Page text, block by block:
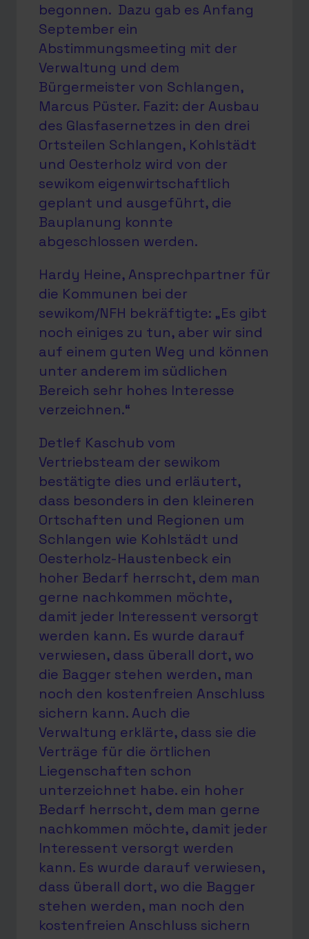
begonnen. Dazu gab es Anfang
September ein
Abstimmungsmeeting mit der
Verwaltung und dem
Bürgermeister von Schlangen,
Marcus Püster. Fazit: der Ausbau
des Glasfasernetzes in den drei
Ortsteilen Schlangen, Kohlstädt
und Oesterholz wird von der
sewikom eigenwirtschaftlich
geplant und ausgeführt, die
Bauplanung konnte
abgeschlossen werden.
Hardy Heine, Ansprechpartner für
die Kommunen bei der
sewikom/NFH bekräftigte: „Es gibt
noch einiges zu tun, aber wir sind
auf einem guten Weg und können
unter anderem im südlichen
Bereich sehr hohes Interesse
verzeichnen.“
Detlef Kaschub vom
Vertriebsteam der sewikom
bestätigte dies und erläutert,
dass besonders in den kleineren
Ortschaften und Regionen um
Schlangen wie Kohlstädt und
Oesterholz-Haustenbeck ein
hoher Bedarf herrscht, dem man
gerne nachkommen möchte,
damit jeder Interessent versorgt
werden kann. Es wurde darauf
verwiesen, dass überall dort, wo
die Bagger stehen werden, man
noch den kostenfreien Anschluss
sichern kann. Auch die
Verwaltung erklärte, dass sie die
Verträge für die örtlichen
Liegenschaften schon
unterzeichnet habe. ein hoher
Bedarf herrscht, dem man gerne
nachkommen möchte, damit jeder
Interessent versorgt werden
kann. Es wurde darauf verwiesen,
dass überall dort, wo die Bagger
stehen werden, man noch den
kostenfreien Anschluss sichern